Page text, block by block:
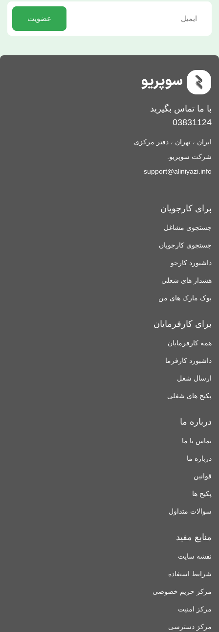
عضویت
با ما تماس بگیرید
03831124
ایران ، تهران ، دفتر مرکزی
شرکت سوپریو.
support@aliniyazi.info
برای کارجویان
جستجوی مشاغل
جستجوی کارجویان
داشبورد کارجو
هشدار های شغلی
بوک مارک های من
برای کارفرمایان
همه کارفرمایان
داشبورد کارفرما
ارسال شغل
پکیج های شغلی
درباره ما
تماس با ما
درباره ما
قوانین
پکیج ها
سوالات متداول
منابع مفید
نقشه سایت
شرایط استفاده
مرکز حریم خصوصی
مرکز امنیت
مرکز دسترسی